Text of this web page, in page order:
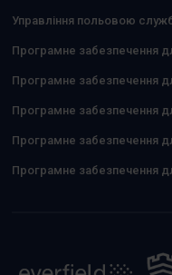
Управління польовою
Програмне забезпечення
Програмне забезпечення
Програмне забезпечення
Програмне забезпечення
Програмне забезпечення